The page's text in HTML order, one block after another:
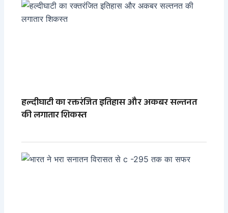
हल्दीघाटी का रक्तरंजित इतिहास और अकबर सल्तनत
की लगातार शिकस्त